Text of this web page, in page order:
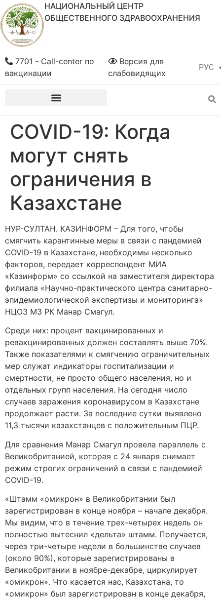
НАЦИОНАЛЬНЫЙ ЦЕНТР
ОБЩЕСТВЕННОГО ЗДРАВООХРАНЕНИЯ
РУС
ҚАЗ
Версия для
слабовидящих
7701 - Call-center по
вакцинации
COVID-19: Когда
могут снять
ограничения в
Казахстане
НУР-СУЛТАН. КАЗИНФОРМ – Для того, чтобы
смягчить карантинные меры в связи с пандемией
COVID-19 в Казахстане, необходимы несколько
факторов, передает корреспондент МИА
«Казинформ» со ссылкой на заместителя директора
филиала «Научно-практического центра санитарно-
эпидемиологической экспертизы и мониторинга»
НЦОЗ МЗ РК Манар Смагул.
Среди них: процент вакцинированных и
ревакцинированных должен составлять выше 70%.
Также показателями к смягчению ограничительных
мер служат индикаторы госпитализации и
смертности, не просто общего населения, но и
отдельных групп населения. На сегодня число
случаев заражения коронавирусом в Казахстане
продолжает расти. За последние сутки выявлено
11,3 тысячи казахстанцев с положительным ПЦР.
Для сравнения Манар Смагул провела параллель с
Великобританией, которая с 24 января снимает
режим строгих ограничений в связи с пандемией
COVID-19.
«Штамм «омикрон» в Великобритании был
зарегистрирован в конце ноября – начале декабря.
Мы видим, что в течение трех-четырех недель он
полностью вытеснил «дельта» штамм. Получается,
через три-четыре недели в большинстве случаев
(около 90%), которые зарегистрированы в
Великобритании в ноябре-декабре, циркулирует
«омикрон». Что касается нас, Казахстана, то
«омикрон» был зарегистрирован в конце декабря,